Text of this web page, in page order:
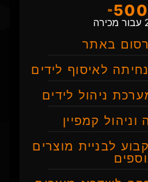
₪
באתר
לאיסוף לידים
ניהול לידים
קמפיין
לבניית מוצרים